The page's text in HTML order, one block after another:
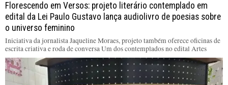
Florescendo em Versos: projeto literário contemplado em
edital da Lei Paulo Gustavo lança audiolivro de poesias sobre
o universo feminino
Iniciativa da jornalista Jaqueline Moraes, projeto também oferece oficinas de
escrita criativa e roda de conversa Um dos contemplados no edital Artes